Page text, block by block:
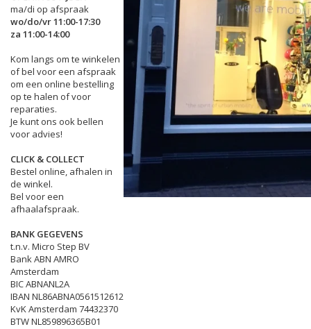
ma/di op afspraak
wo/do/vr 11:00-17:30
za 11:00-14:00
Kom langs om te winkelen
of bel voor een afspraak
om een online bestelling
op te halen of voor
reparaties.
Je kunt ons ook bellen
voor advies!
CLICK & COLLECT
Bestel online, afhalen in
de winkel.
Bel voor een
afhaalafspraak.
BANK GEGEVENS
t.n.v. Micro Step BV
Bank ABN AMRO
Amsterdam
BIC ABNANL2A
IBAN NL86ABNA0561512612
KvK Amsterdam 74432370
BTW NL859896365B01